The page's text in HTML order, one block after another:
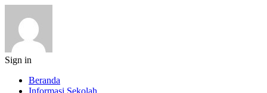
Sign in
Beranda
Informasi Sekolah